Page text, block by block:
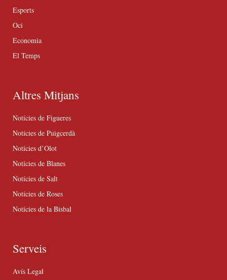
Esports
Oci
Economia
El Temps
Altres Mitjans
Notícies de Figueres
Notícies de Puigcerdà
Notícies d’Olot
Notícies de Blanes
Notícies de Salt
Notícies de Roses
Notícies de la Bisbal
Serveis
Avís Legal